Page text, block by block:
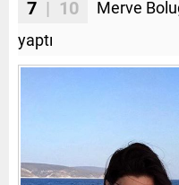
7 | 10
Merve
yaptı